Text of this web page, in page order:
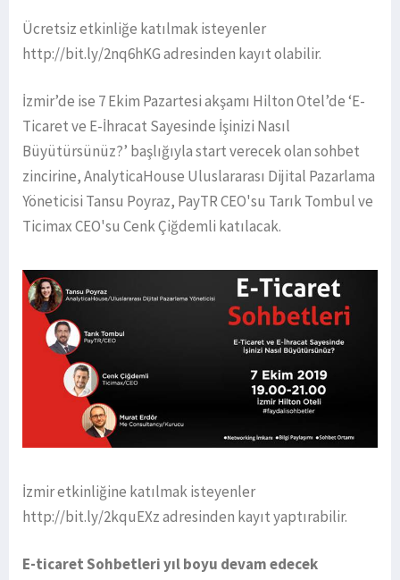
Ücretsiz etkinliğe katılmak isteyenler
http://bit.ly/2nq6hKG adresinden kayıt olabilir.
İzmir’de ise 7 Ekim Pazartesi akşamı Hilton Otel’de ‘E-
Ticaret ve E-İhracat Sayesinde İşinizi Nasıl
Büyütürsünüz?’ başlığıyla start verecek olan sohbet
zincirine, AnalyticaHouse Uluslararası Dijital Pazarlama
Yöneticisi Tansu Poyraz, PayTR CEO'su Tarık Tombul ve
Ticimax CEO'su Cenk Çiğdemli katılacak.
İzmir etkinliğine katılmak isteyenler
http://bit.ly/2kquEXz adresinden kayıt yaptırabilir.
E-ticaret Sohbetleri yıl boyu devam edecek